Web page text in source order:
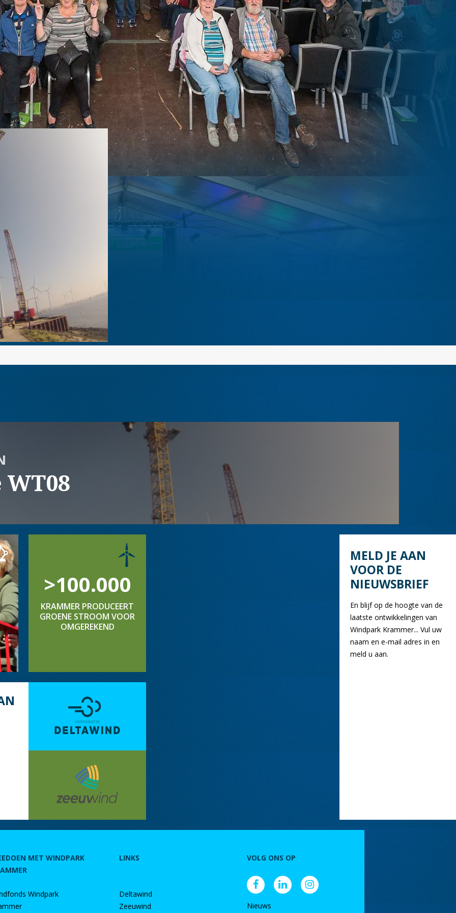
>100.000
KRAMMER PRODUCEERT
GROENE STROOM VOOR
OMGEREKEND
MELD JE AAN
VOOR DE
NIEUWSBRIEF
En blijf op de hoogte van de
laatste ontwikkelingen van
Windpark Krammer... Vul uw
naam en e-mail adres in en
meld u aan.
MET WINDPARK
Windpark
LINKS
Deltawind
Zeeuwind
VOLG ONS OP
Nieuws